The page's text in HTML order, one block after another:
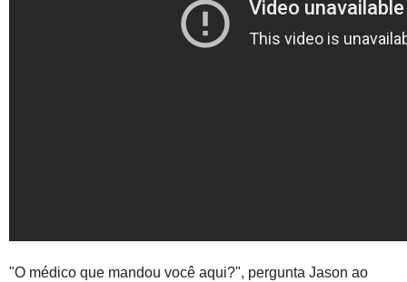
"O médico que mandou você aqui?", pergunta Jason ao